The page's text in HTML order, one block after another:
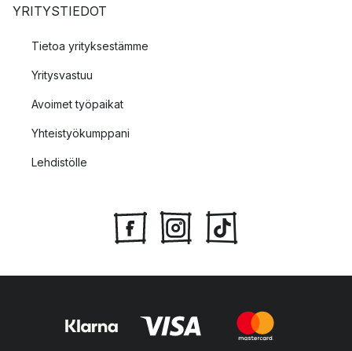
YRITYSTIEDOT
Tietoa yrityksestämme
Yritysvastuu
Avoimet työpaikat
Yhteistyökumppani
Lehdistölle